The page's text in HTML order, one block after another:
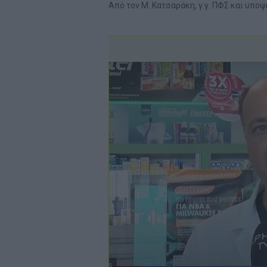
Από τον Μ. Κατσαράκη, γ.γ. ΠΦΣ και